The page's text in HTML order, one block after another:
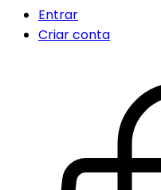
Entrar
Criar conta